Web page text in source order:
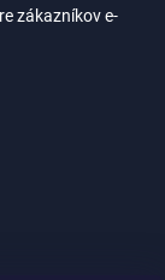
zákazníkov e-